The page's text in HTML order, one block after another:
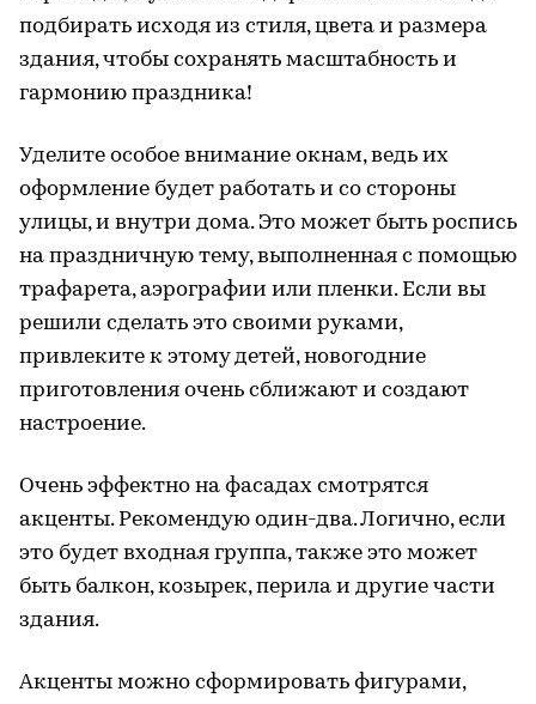
подбирать исходя из стиля, цвета и размера
здания, чтобы сохранять масштабность и
гармонию праздника!
Уделите особое внимание окнам, ведь их
оформление будет работать и со стороны
улицы, и внутри дома. Это может быть роспись
на праздничную тему, выполненная с помощью
трафарета, аэрографии или пленки. Если вы
решили сделать это своими руками,
привлеките к этому детей, новогодние
приготовления очень сближают и создают
настроение.
Очень эффектно на фасадах смотрятся
акценты. Рекомендую один-два. Логично, если
это будет входная группа, также это может
быть балкон, козырек, перила и другие части
здания.
Акценты можно сформировать фигурами,